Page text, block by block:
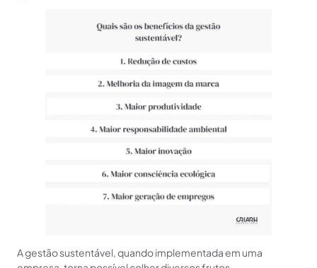
A gestão sustentável, quando implementada em uma